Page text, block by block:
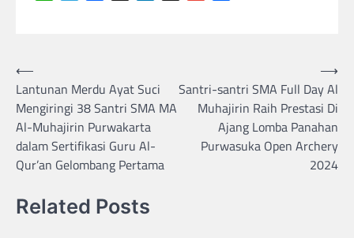
Navigasi
pos
⟵
Lantunan Merdu Ayat Suci
Mengiringi 38 Santri SMA MA
Al-Muhajirin Purwakarta
dalam Sertifikasi Guru Al-
Qur’an Gelombang Pertama
Santri-santri SMA Full Day Al
Muhajirin Raih Prestasi Di
Ajang Lomba Panahan
Purwasuka Open Archery
2024
⟶
Related Posts